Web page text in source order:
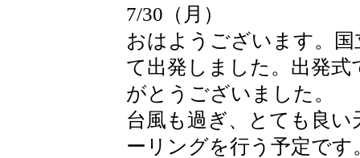
7/30（月）
おはようございます。
て出発しました。出発
がとうございました。
台風も過ぎ、とても良
ーリングを行う予定です